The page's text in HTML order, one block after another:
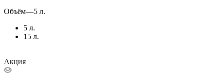
Объём—5 л.
5 л.
15 л.
Акция